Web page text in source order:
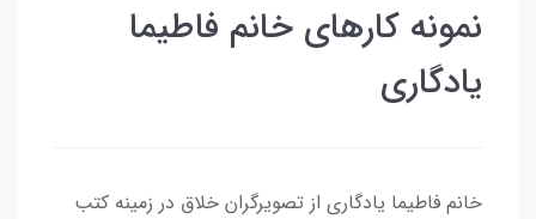
نمونه کارهای خانم فاطیما
یادگاری
خانم فاطیما یادگاری از تصویرگران خلاق در زمینه کتب